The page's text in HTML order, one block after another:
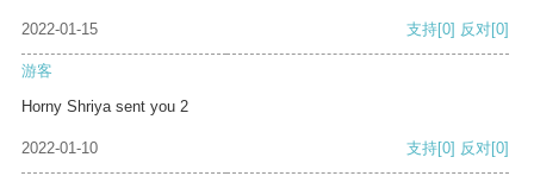
2022-01-15 支持[0] 反对[0]
游客
Horny Shriya sent you 2
2022-01-10 支持[0] 反对[0]